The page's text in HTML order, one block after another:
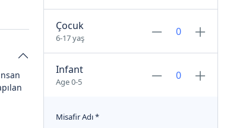
Çocuk
6-17 yaş
Infant
Age 0-5
Misafir Adı*